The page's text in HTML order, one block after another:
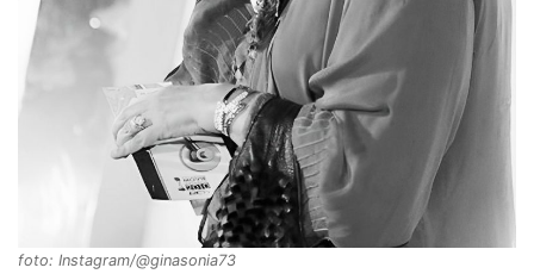
foto: Instagram/@ginasonia73